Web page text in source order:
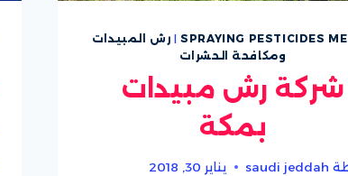
SPRAYING PESTICIDES
| رش المبيدات
ومكافحة الحشرات
شركة رش مبيدات
بمكة
saudi jeddah يناير 30, 2018